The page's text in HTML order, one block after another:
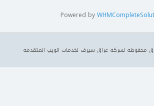
Powered by
محفوظة لشركة عراق سيرف لخدمات الويب المتقدمة